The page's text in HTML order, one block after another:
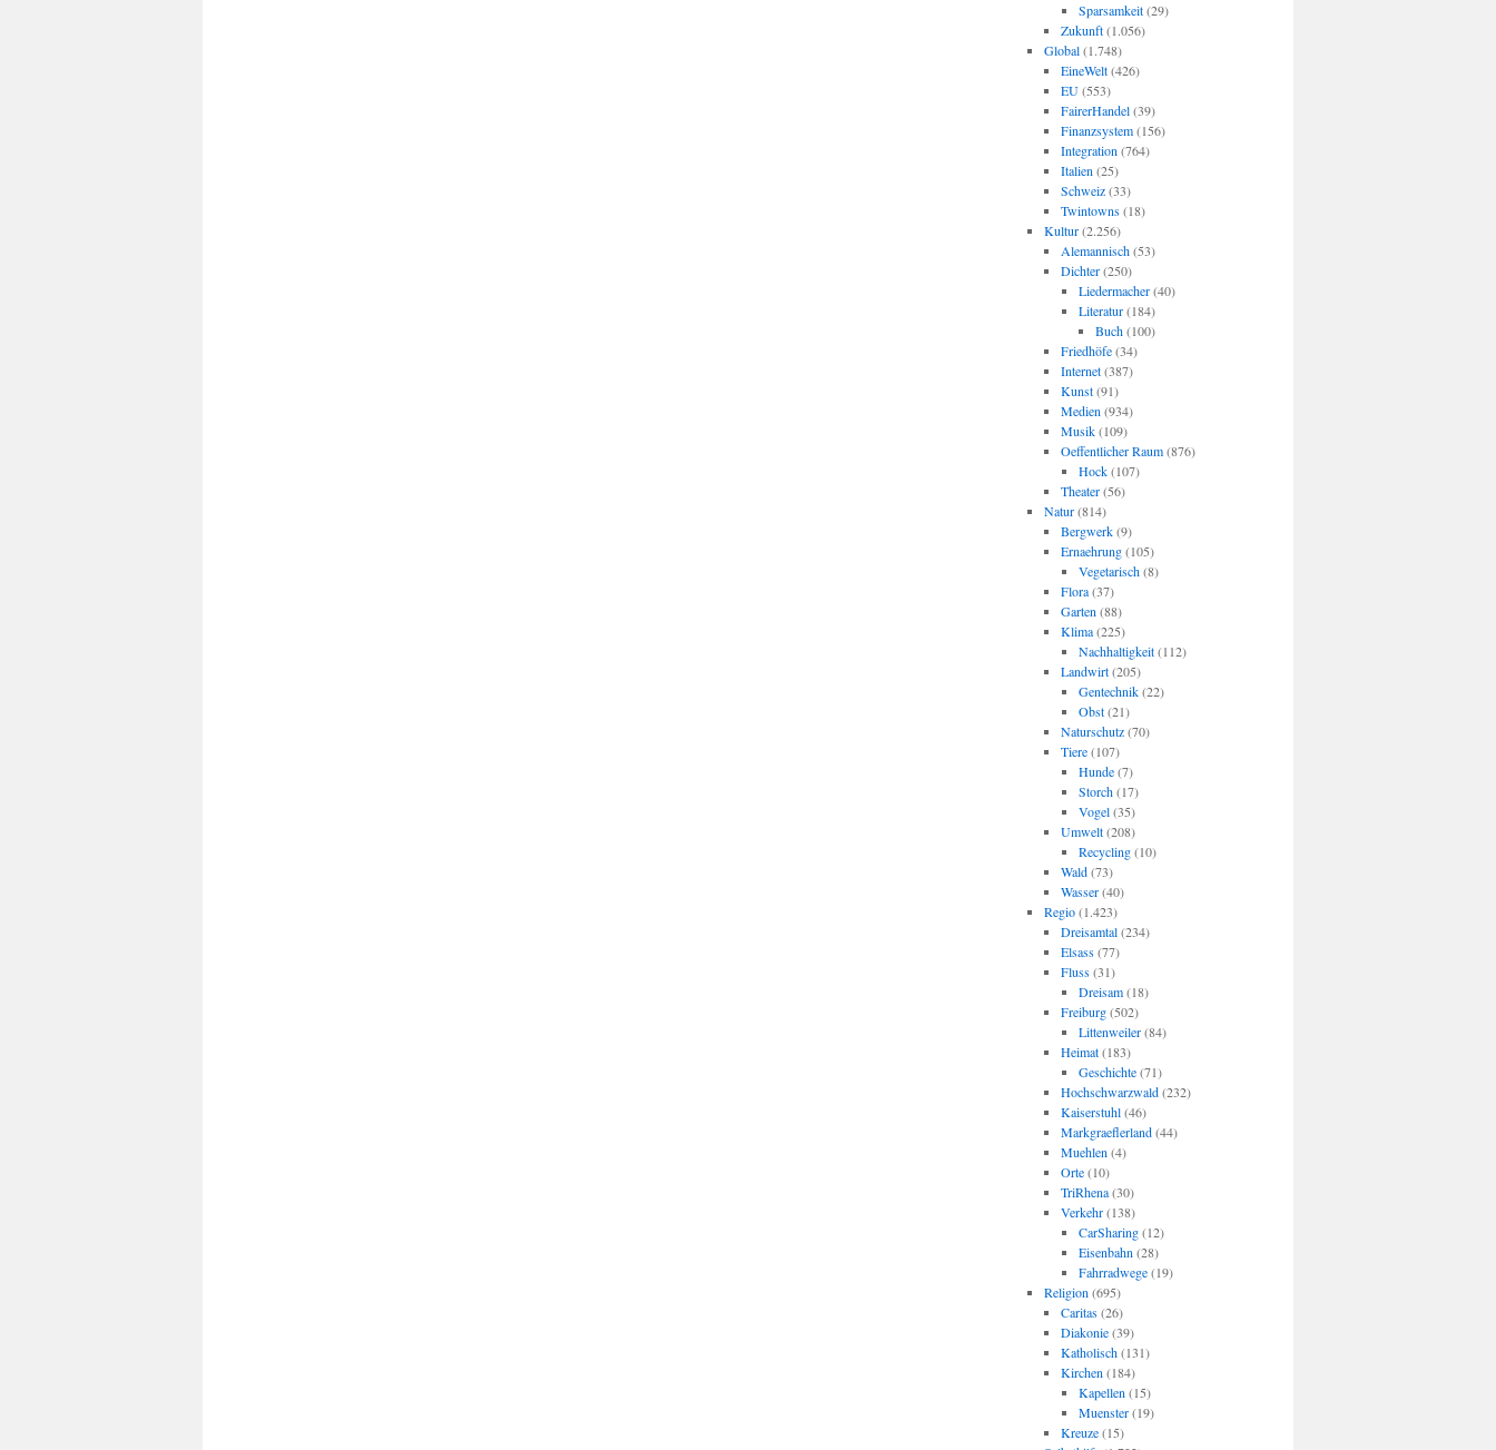
Sparsamkeit(29)
Zukunft(1.056)
Global(1.748)
EineWelt(426)
EU(553)
FairerHandel(39)
Finanzsystem(156)
Integration (764)
Italien (25)
Schweiz(33)
Twintowns(18)
Kultur(2.256)
Alemannisch(53)
Dichter(250)
Liedermacher(40)
Literatur(184)
Buch(100)
Friedhöfe(34)
Internet(387)
Kunst(91)
Medien (934)
Musik(109)
Oeffentlicher Raum(876)
Hock(107)
Theater(56)
Natur(814)
Bergwerk(9)
Ernaehrung(105)
Vegetarisch(8)
Flora(37)
Garten (88)
Klima(225)
Nachhaltigkeit(112)
Landwirt(205)
Gentechnik(22)
Obst(21)
Naturschutz(70)
Tiere(107)
Hunde(7)
Storch(17)
Vogel(35)
Umwelt(208)
Recycling(10)
Wald(73)
Wasser(40)
Regio(1.423)
Dreisamtal(234)
Elsass(77)
Fluss(31)
Dreisam(18)
Freiburg(502)
Littenweiler(84)
Heimat(183)
Geschichte(71)
Hochschwarzwald(232)
Kaiserstuhl(46)
Markgraeflerland(44)
Muehlen (4)
Orte(10)
TriRhena(30)
Verkehr(138)
CarSharing(12)
Eisenbahn (28)
Fahrradwege(19)
Religion (695)
Caritas(26)
Diakonie(39)
Katholisch(131)
Kirchen (184)
Kapellen (15)
Muenster(19)
Kreuze(15)